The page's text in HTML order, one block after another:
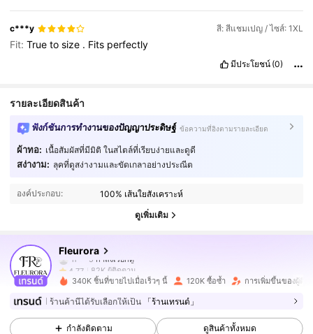
c***y สี: สีแชมเปญ / ไซส์: 1XL
Fit:Truetosize . Fits perfectly
มีประโยชน์ (0)
รายละเอียดสินค้า
ฟังก์ชันการทำงานของปัญญาประดิษฐ์ ข้อความที่อิงตามรายละเอียด
ผ้าทอ: เนื้อสัมผัสที่มีมิติ ในสไตล์ที่เรียบง่ายและดูดี
สง่างาม: ลุคที่ดูสง่างามและขัดเกลาอย่างประณีต
องค์ประกอบ: 100% เส้นใยสังเคราะห์
ดูเพิ่มเติม
Fleurora
4.77 82K ผู้ติดตาม
82K ผู้ติดตาม
4.77 82K ผู้ติดตาม
4.77 82K ผู้ติดตาม
340K ชิ้นที่ขายไปเมื่อเร็วๆ นี้ 120K ซื้อซ้ำ การเพิ่มขึ้นของผู้ติด
ร้านค้านี้ได้รับเลือกให้เป็น 「ร้านเทรนด์」
กำลังติดตาม ดูสินค้าทั้งหมด